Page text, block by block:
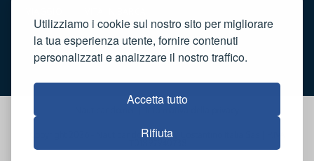
Utilizziamo i cookie sul nostro sito per migliorare
la tua esperienza utente, fornire contenuti
personalizzati e analizzare il nostro traffico.
Accetta tutto
Rifiuta
Copyright 2026 - Nauticando | Web by Costantino Italia Sas | P.IVA